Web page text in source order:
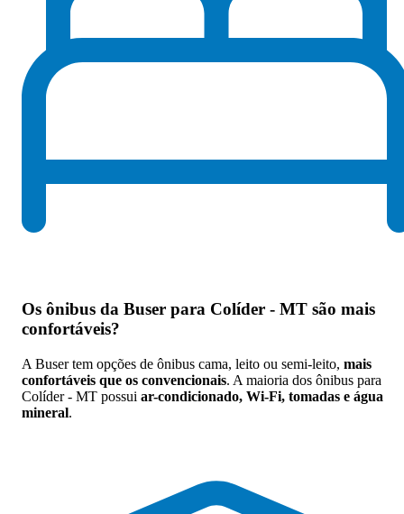
Os ônibus da Buser para Colíder - MT são mais
confortáveis?
A Buser tem opções de ônibus cama, leito ou semi-leito, mais
confortáveis que os convencionais. A maioria dos ônibus para
Colíder - MT possui ar-condicionado, Wi-Fi, tomadas e água
mineral.